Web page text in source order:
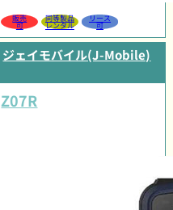
販売
可
同等製品
レンタル
リース
可
ジェイモバイル(J-Mobile)
Z07R